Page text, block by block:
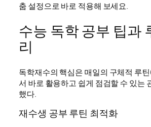
춤 설정으로 바로 적용해 보세요.
수능 독학 공부 팁과
리
독학재수의 핵심은 매일의 구체적 루
서 바로 활용하고 쉽게 점검할 수 있는
했다.
재수생 공부 루틴 최적화